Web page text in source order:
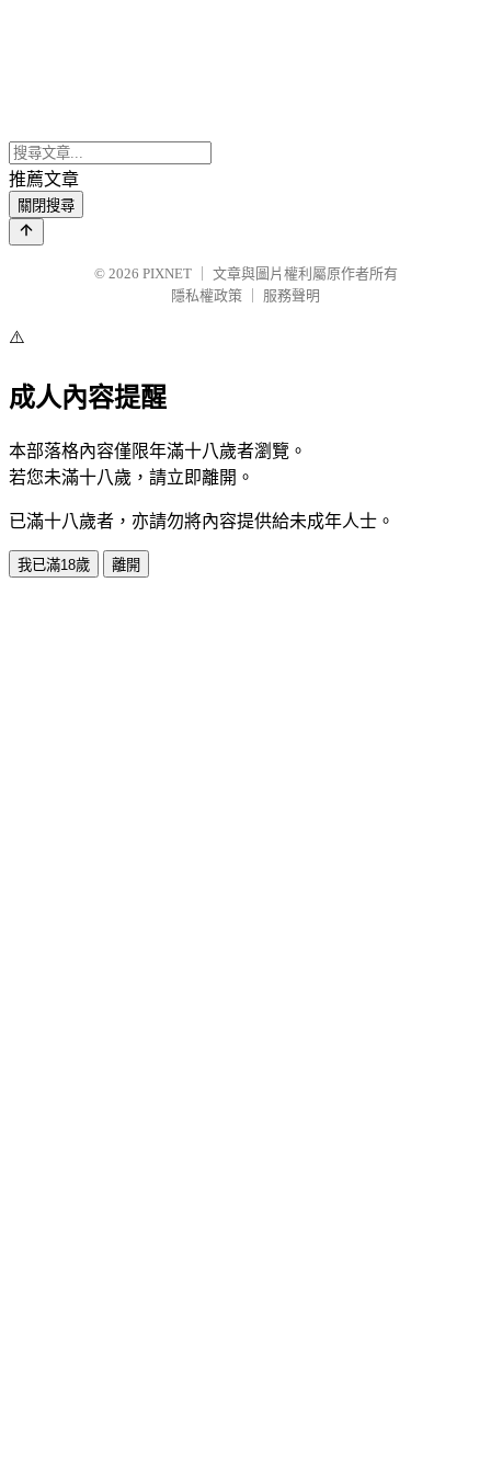
推薦文章
關閉搜尋
© 2026 PIXNET
文章與圖片權利屬原作者所有
隱私權政策
服務聲明
⚠️
成人內容提醒
本部落格內容僅限年滿十八歲者瀏覽。
若您未滿十八歲，請立即離開。
已滿十八歲者，亦請勿將內容提供給未成年人士。
我已滿18歲 離開